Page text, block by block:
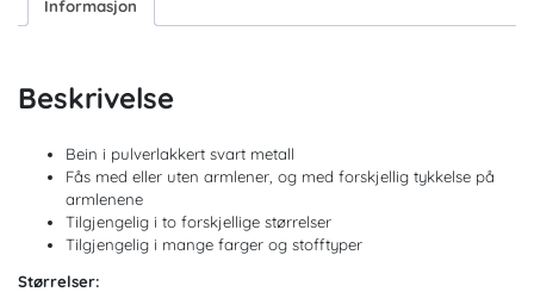
Informasjon
Beskrivelse
Bein i pulverlakkert svart metall
Fås med eller uten armlener, og med forskjellig tykkelse på
armlenene
Tilgjengelig i to forskjellige størrelser
Tilgjengelig i mange farger og stofftyper
Størrelser: